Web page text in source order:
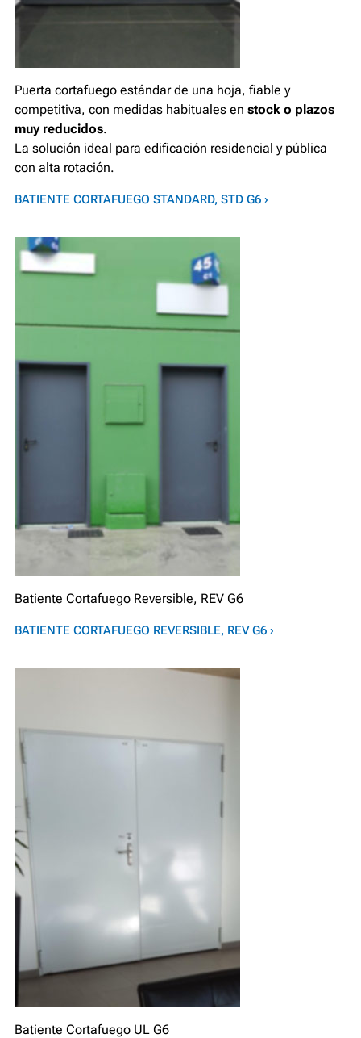
Puerta cortafuego estándar de una hoja, fiable y
competitiva, con medidas habituales en stock o plazos
muy reducidos.
La solución ideal para edificación residencial y pública
con alta rotación.
BATIENTE CORTAFUEGO STANDARD, STD G6 ›
Batiente Cortafuego Reversible, REV G6
BATIENTE CORTAFUEGO REVERSIBLE, REV G6 ›
Batiente Cortafuego UL G6